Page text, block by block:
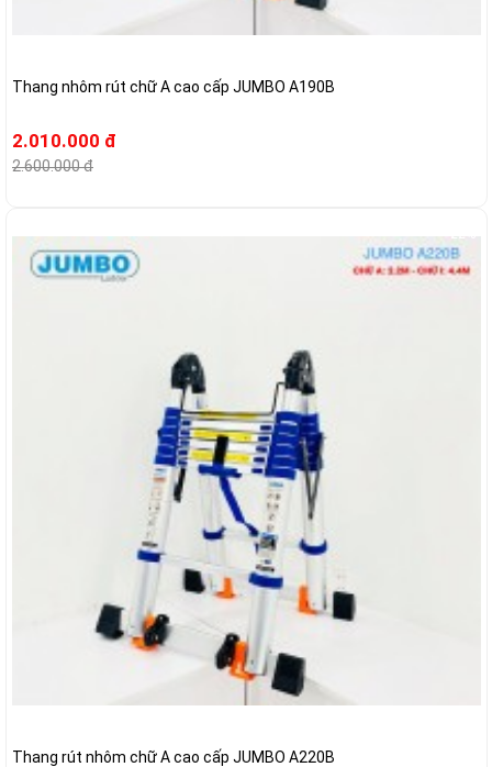
Thang nhôm rút chữ A cao cấp JUMBO A190B
2.010.000 đ
2.600.000 đ
-22%
Thang rút nhôm chữ A cao cấp JUMBO A220B